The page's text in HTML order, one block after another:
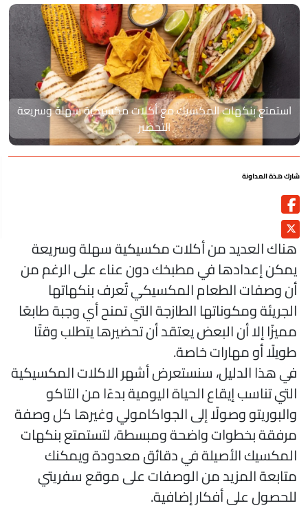
استمتع بنكهات المكسيك مع أكلات مكسيكية سهلة وسريعة
التحضير
هذة المداونة
العديد من أكلات مكسيكية سهلة وسريعة
إعدادها في مطبخك دون عناء على الرغم من
وصفات الطعام المكسيكي تُعرف بنكهاتها
ومكوناتها الطازجة التي تمنح أي وجبة طابعًا
إلا أن البعض يعتقد أن تحضيرها يتطلب وقتًا
أو مهارات خاصة.
هذا الدليل، سنستعرض أشهر الاكلات المكسيكية
تناسب إيقاع الحياة اليومية بدءًا من التاكو
وصولًا إلى الجواكامولي وغيرها كل وصفة
بخطوات واضحة ومبسطة، لتستمتع بنكهات
الأصيلة في دقائق معدودة ويمكنك
المزيد من الوصفات على موقع سفريتي
على أفكار إضافية.